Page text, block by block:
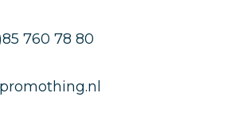
760 78 80